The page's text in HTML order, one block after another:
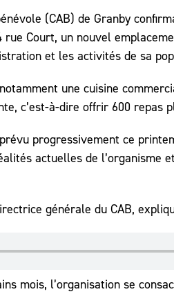
(CAB) de Granby
Court, un nouvel
et les activités de sa
une cuisine
c’est-à-dire offrir 600 repas
progressivement ce
actuelles de l’organisme
générale du CAB,
mois, l’organisation se